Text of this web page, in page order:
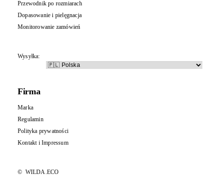
Przewodnik po rozmiarach
Dopasowanie i pielęgnacja
Monitorowanie zamówień
Wysyłka:
Firma
Marka
Regulamin
Polityka prywatności
KontaktiImpressum
© WILDA.ECO